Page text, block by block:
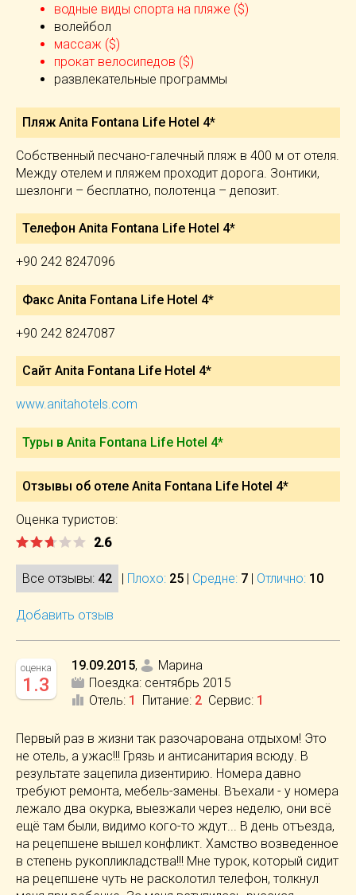
водные виды спорта на пляже ($)
волейбол
массаж ($)
прокат велосипедов ($)
развлекательные программы
Пляж Anita Fontana Life Hotel 4*
Собственный песчано-галечный пляж в 400 м от отеля.
Между отелем и пляжем проходит дорога. Зонтики,
шезлонги – бесплатно, полотенца – депозит.
Телефон Anita Fontana Life Hotel 4*
+90 242 8247096
Факс Anita Fontana Life Hotel 4*
+90 242 8247087
Сайт Anita Fontana Life Hotel 4*
www.anitahotels.com
Туры в Anita Fontana Life Hotel 4*
Отзывы об отеле Anita Fontana Life Hotel 4*
Оценка туристов:
2.6
Все отзывы: 42 Плохо: 25 Средне: 7 Отлично: 10
Добавить отзыв
оценка
1.3
19.09.2015,
Марина
Поездка: сентябрь 2015
Отель: 1 Питание: 2 Сервис: 1
Первый раз в жизни так разочарована отдыхом! Это
не отель, а ужас!!! Грязь и антисанитария всюду. В
результате зацепила дизентирию. Номера давно
требуют ремонта, мебель-замены. Въехали - у номера
лежало два окурка, выезжали через неделю, они всё
ещё там были, видимо кого-то ждут... В день отъезда,
на рецепшене вышел конфликт. Хамство возведенное
в степень рукопликладства!!! Мне турок, который сидит
на рецепшене чуть не расколотил телефон, толкнул